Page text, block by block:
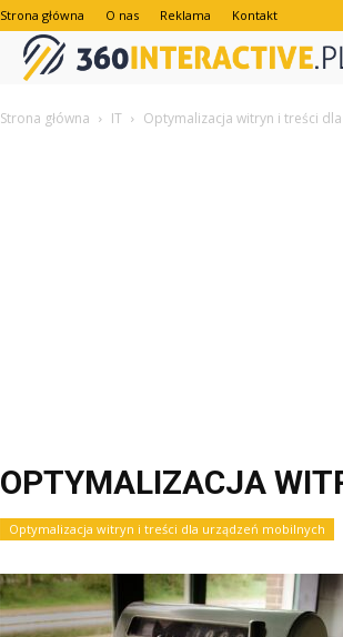
Strona główna O nas Reklama Kontakt
Strona główna IT Optymalizacja witryn i treści
OPTYMALIZACJA
Optymalizacja witryn i treści dla urządzeń mobilnych